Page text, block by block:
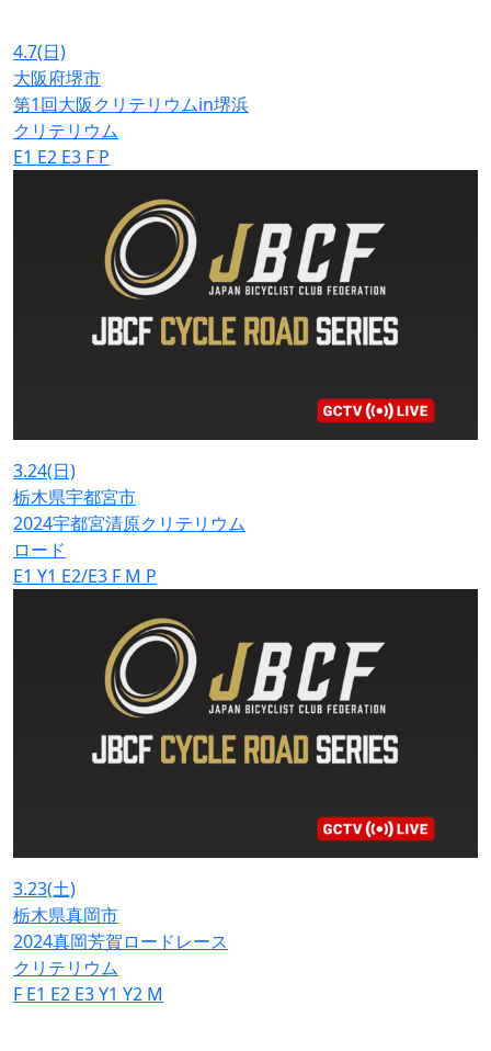
4.7(日)
大阪府堺市
第1回大阪クリテリウムin堺浜
クリテリウム
E1 E2 E3 F P
3.24(日)
栃木県宇都宮市
2024宇都宮清原クリテリウム
ロード
E1 Y1 E2/E3 F M P
3.23(土)
栃木県真岡市
2024真岡芳賀ロードレース
クリテリウム
F E1 E2 E3Y1 Y2 M